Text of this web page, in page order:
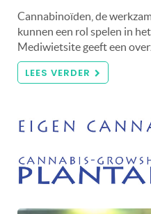
Cannabinoïden, de
kunnen een rol spelen in
Mediwietsite geeft een
LEES VERDER